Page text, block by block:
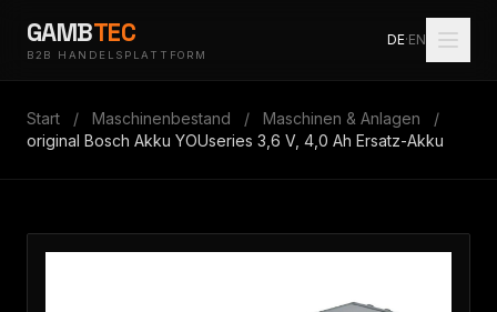
GAMBTEC
B2B HANDELSPLATTFORM
DE·EN
Start / Maschinenbestand / Maschinen & Anlagen
/
original Bosch Akku YOUseries 3,6 V, 4,0 Ah Ersatz-Akku